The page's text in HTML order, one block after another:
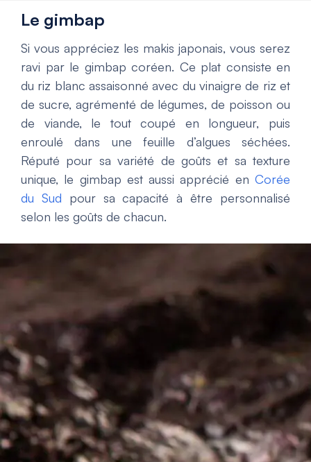
Le gimbap
Si vous appréciez les makis japonais, vous serez
ravi par le gimbap coréen. Ce plat consiste en
du riz blanc assaisonné avec du vinaigre de riz et
de sucre, agrémenté de légumes, de poisson ou
de viande, le tout coupé en longueur, puis
enroulé dans une feuille d’algues séchées.
Réputé pour sa variété de goûts et sa texture
unique, le gimbap est aussi apprécié en Corée
du Sud pour sa capacité à être personnalisé
selon les goûts de chacun.